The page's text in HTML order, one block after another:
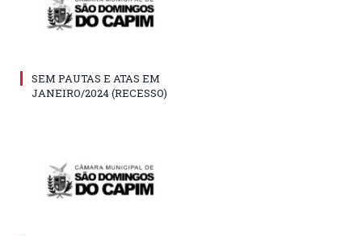
SEM PAUTAS E ATAS EM
JANEIRO/2024 (RECESSO)